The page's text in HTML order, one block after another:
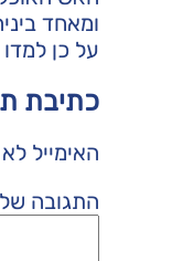
ומאחד
על כן
כתיבת
האימייל
התגובה